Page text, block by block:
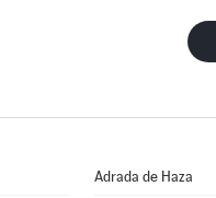
Adrada de Haza